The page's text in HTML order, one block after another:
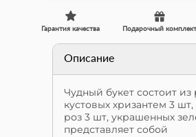
Гарантия качества Подарочный комплект
Описание
Чудный букет состоит из
кустовых хризантем 3 шт,
роз 3 шт, украшенных
представляет собой